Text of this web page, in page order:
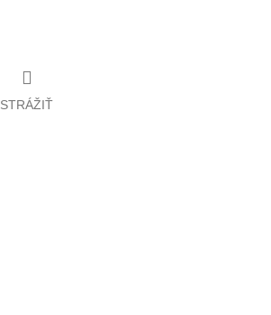
STRÁŽIŤ